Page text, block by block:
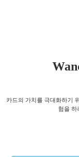
카드의 가치를 극대화하기
험을 하